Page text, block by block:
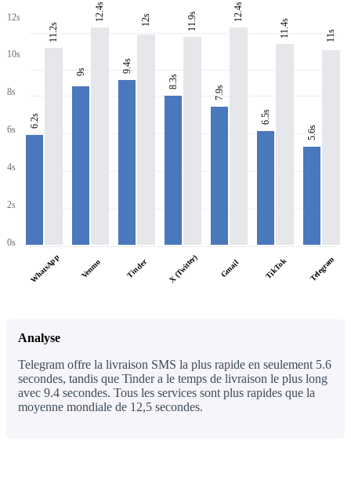
12s
10s
8s
6s
4s
2s
0s
6.2s
11.2s
WhatsApp
9s
12.4s
Venmo
9.4s
12s
Tinder
8.3s
11.9s
X (Twitter)
7.9s
12.4s
Gmail
6.5s
11.4s
TikTok
5.6s
11s
Telegram
Analyse
Telegram offre la livraison SMS la plus rapide en seulement 5.6
secondes, tandis que Tinder a le temps de livraison le plus long
avec 9.4 secondes. Tous les services sont plus rapides que la
moyenne mondiale de 12,5 secondes.